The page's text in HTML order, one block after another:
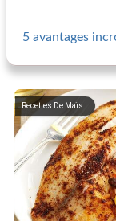
5 avantages
Recettes De Maïs